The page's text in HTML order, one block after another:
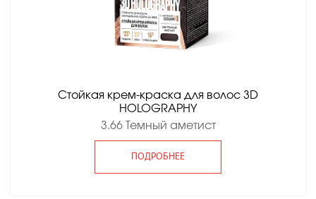
Стойкая крем-краска для волос 3D
HOLOGRAPHY
3.66 Темный аметист
ПОДРОБНЕЕ